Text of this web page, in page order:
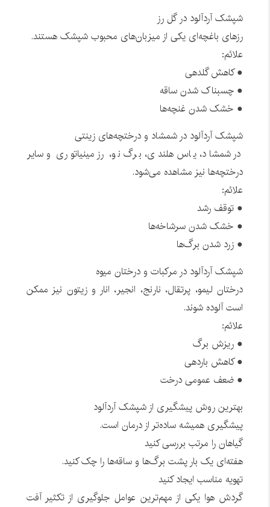
شپشک آردآلود در گل رز
رزهای باغچه‌ای یکی از میزبان‌های محبوب شپشک هستند.
علائم:
● کاهش گلدهی
● چسبناک شدن ساقه
● خشک شدن غنچه‌ها
شپشک آردآلود در شمشاد و درختچه‌های زینتی
در شمشاد، یاس هلندی، برگ نو، رز مینیاتوری و سایر
درختچه‌ها نیز مشاهده می‌شود.
علائم:
● توقف رشد
● خشک شدن سرشاخه‌ها
● زرد شدن برگ‌ها
شپشک آردآلود در مرکبات و درختان میوه
درختان لیمو، پرتقال، نارنج، انجیر، انار و زیتون نیز ممکن
است آلوده شوند.
علائم:
● ریزش برگ
● کاهش باردهی
● ضعف عمومی درخت
بهترین روش پیشگیری از شپشک آردآلود
پیشگیری همیشه ساده‌تر از درمان است.
گیاهان را مرتب بررسی کنید
هفته‌ای یک بار پشت برگ‌ها و ساقه‌ها را چک کنید.
تهویه مناسب ایجاد کنید
گردش هوا یکی از مهم‌ترین عوامل جلوگیری از تکثیر آفت